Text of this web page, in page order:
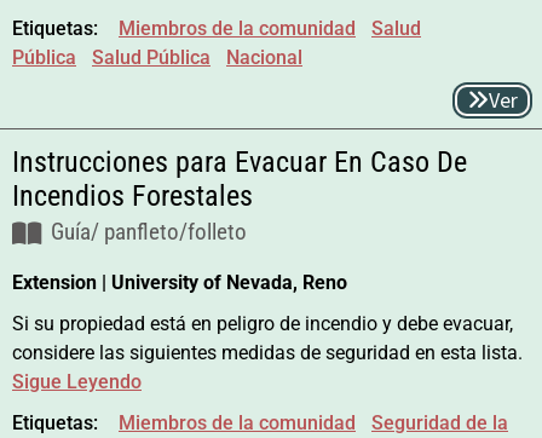
Etiquetas:
Miembros de la comunidad
Salud
Pública
Salud Pública Nacional
Ver
Instrucciones para Evacuar En Caso De
Incendios Forestales
Guía/ panfleto/folleto
Extension | University of Nevada, Reno
Si su propiedad está en peligro de incendio y debe evacuar,
considere las siguientes medidas de seguridad en esta lista.
Sigue Leyendo
Etiquetas:
Miembros de la comunidad
Seguridad de la